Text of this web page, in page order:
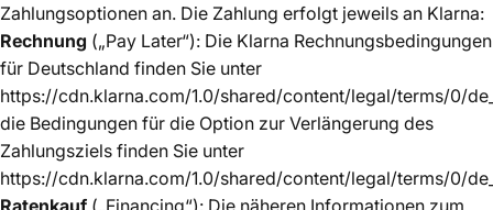
Zahlungsoptionen an. Die Zahlung erfolgt jeweils an Klarna:
Rechnung („Pay Later“): Die Klarna Rechnungsbedingungen
für Deutschland finden Sie unter
https://cdn.klarna.com/1.0/shared/content/legal/terms/0/
die Bedingungen für die Option zur Verlängerung des
Zahlungsziels finden Sie unter
https://cdn.klarna.com/1.0/shared/content/legal/terms/0/